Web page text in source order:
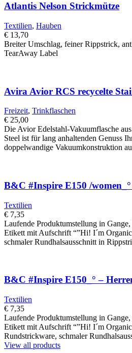
Atlantis Nelson Strickmütze
Textilien, Hauben
€ 13,70
Breiter Umschlag, feiner Rippstrick,
TearAway Label
Avira Avior RCS recycelte
Freizeit, Trinkflaschen
€ 25,00
Die Avior Edelstahl-Vakuumflasche
Steel ist für lang anhaltenden Genuss
doppelwandige Vakuumkonstruktion
B&C #Inspire E150 /
Textilien
€ 7,35
Laufende Produktumstellung in
Etikett mit Aufschrift “”Hi! I´m
schmaler Rundhalsausschnitt in
B&C #Inspire E150_° –
Textilien
€ 7,35
Laufende Produktumstellung in
Etikett mit Aufschrift “”Hi! I´m
Rundstrickware, schmaler
View all products